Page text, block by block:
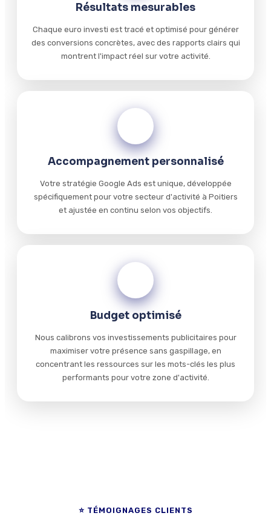
Résultats mesurables
Chaque euro investi est tracé et optimisé pour générer
des conversions concrètes, avec des rapports clairs qui
montrent l'impact réel sur votre activité.
Accompagnement personnalisé
Votre stratégie Google Ads est unique, développée
spécifiquement pour votre secteur d'activité à Poitiers
et ajustée en continu selon vos objectifs.
Budget optimisé
Nous calibrons vos investissements publicitaires pour
maximiser votre présence sans gaspillage, en
concentrant les ressources sur les mots-clés les plus
performants pour votre zone d'activité.
⭐ TÉMOIGNAGES CLIENTS